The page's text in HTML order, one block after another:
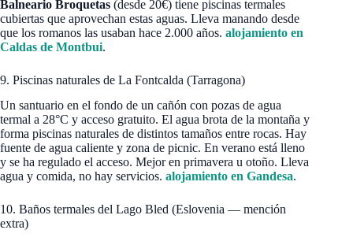
Balneario Broquetas (desde 20€) tiene piscinas termales
cubiertas que aprovechan estas aguas. Lleva manando desde
que los romanos las usaban hace 2.000 años. alojamiento en
Caldas de Montbui.
9. Piscinas naturales de La Fontcalda (Tarragona)
Un santuario en el fondo de un cañón con pozas de agua
termal a 28°C y acceso gratuito. El agua brota de la montaña y
forma piscinas naturales de distintos tamaños entre rocas. Hay
fuente de agua caliente y zona de picnic. En verano está lleno
y se ha regulado el acceso. Mejor en primavera u otoño. Lleva
agua y comida, no hay servicios. alojamiento en Gandesa.
10. Baños termales del Lago Bled (Eslovenia — mención
extra)